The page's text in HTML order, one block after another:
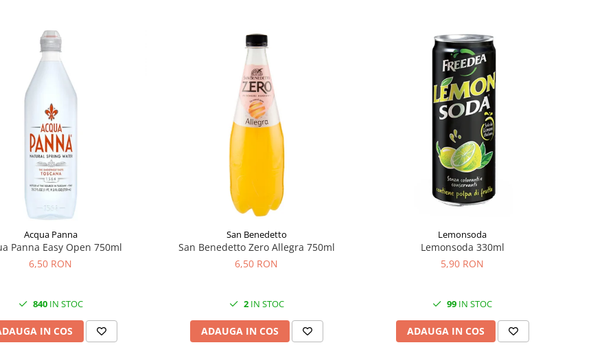
Acqua Panna
Panna Easy Open 750ml
6,50 RON
840IN STOC
IN COS
San Benedetto
San Benedetto Zero Allegra 750ml
6,50 RON
2IN STOC
ADAUGA IN COS
Lemonsoda
Lemonsoda 330ml
5,90 RON
99 IN STOC
ADAUGA IN COS